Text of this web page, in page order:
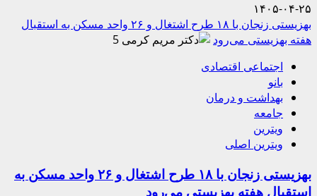
۱۴۰۵-۰۴-۲۵
بهزیستی زنجان با ۱۸ طرح اشتغال و ۲۶ واحد مسکن به استقبال
هفته بهزیستی می‌رود
5
اجتماعی اقتصادی
بانو
بهداشت و درمان
جامعه
ویترین
ویترین اصلی
بهزیستی زنجان با ۱۸ طرح اشتغال و ۲۶ واحد مسکن به
استقبال هفته بهزیستی می‌رود